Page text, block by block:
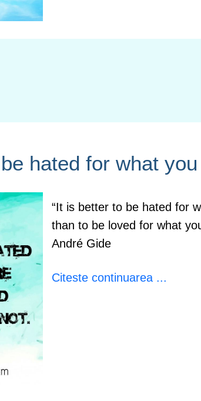
hated for what you
“It is better to be hated for
than to be loved for what
André Gide
Citeste continuarea ...